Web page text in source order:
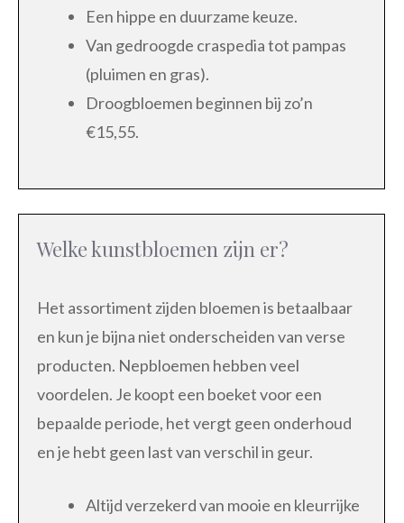
Een hippe en duurzame keuze.
Van gedroogde craspedia tot pampas
(pluimen en gras).
Droogbloemen beginnen bij zo’n
€15,55.
Welke kunstbloemen zijn er?
Het assortiment zijden bloemen is betaalbaar
en kun je bijna niet onderscheiden van verse
producten. Nepbloemen hebben veel
voordelen. Je koopt een boeket voor een
bepaalde periode, het vergt geen onderhoud
en je hebt geen last van verschil in geur.
Altijd verzekerd van mooie en kleurrijke